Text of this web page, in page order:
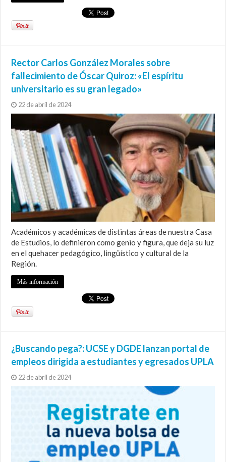
Rector Carlos González Morales sobre
fallecimiento de Óscar Quiroz: «El espíritu
universitario es su gran legado»
22 de abril de 2024
Académicos y académicas de distintas áreas de nuestra Casa
de Estudios, lo definieron como genio y figura, que deja su luz
en el quehacer pedagógico, lingüístico y cultural de la
Región.
Más información
¿Buscando pega?: UCSE y DGDE lanzan portal de
empleos dirigida a estudiantes y egresados UPLA
22 de abril de 2024